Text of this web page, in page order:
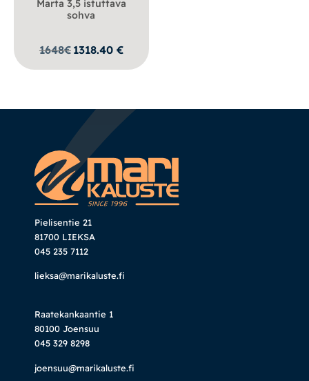
Marta 3,5 istuttava
sohva
1648€ 1318.40 €
Pielisentie 21
81700 LIEKSA
045 235 7112
lieksa@marikaluste.fi
Raatekankaantie 1
80100 Joensuu
045 329 8298
joensuu@marikaluste.fi